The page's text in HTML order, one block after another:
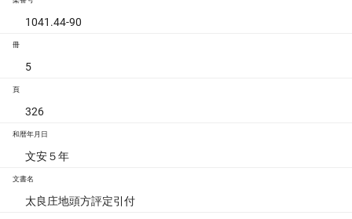
1041.44-90
冊
5
頁
326
和暦年月日
文安５年
文書名
太良庄地頭方評定引付